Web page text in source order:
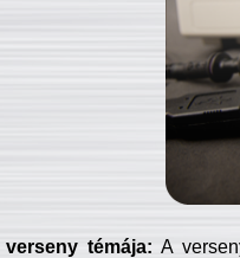
verseny témája: A